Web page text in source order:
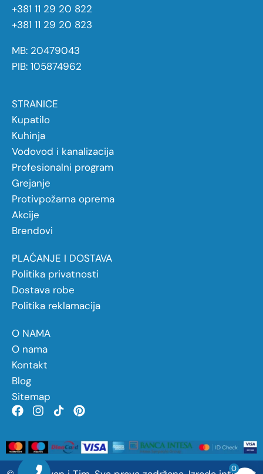
0
+381 11 29 20 822
+381 11 29 20 823
MB: 20479043
PIB: 105874962
STRANICE
Kupatilo
Kuhinja
Vodovod i kanalizacija
Profesionalni program
Grejanje
Protivpožarna oprema
Akcije
Brendovi
PLAĆANJE I DOSTAVA
Politika privatnosti
Dostava robe
Politika reklamacija
O NAMA
O nama
Kontakt
Blog
Sitemap